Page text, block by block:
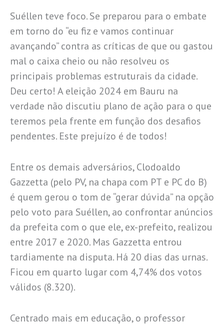
Suéllen teve foco. Se preparou para o embate
em torno do “eu fiz e vamos continuar
avançando” contra as críticas de que ou gastou
mal o caixa cheio ou não resolveu os
principais problemas estruturais da cidade.
Deu certo! A eleição 2024 em Bauru na
verdade não discutiu plano de ação para o que
teremos pela frente em função dos desafios
pendentes. Este prejuízo é de todos!
Entre os demais adversários, Clodoaldo
Gazzetta (pelo PV, na chapa com PT e PC do B)
é quem gerou o tom de “gerar dúvida” na opção
pelo voto para Suéllen, ao confrontar anúncios
da prefeita com o que ele, ex-prefeito, realizou
entre 2017 e 2020. Mas Gazzetta entrou
tardiamente na disputa. Há 20 dias das urnas.
Ficou em quarto lugar com 4,74% dos votos
válidos (8.320).
Centrado mais em educação, o professor